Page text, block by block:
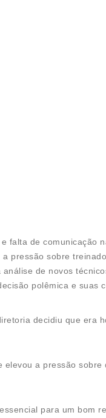
de comunicação
pressão sobre
de novos
polêmica e suas
decidiu que era
a pressão
para um bom